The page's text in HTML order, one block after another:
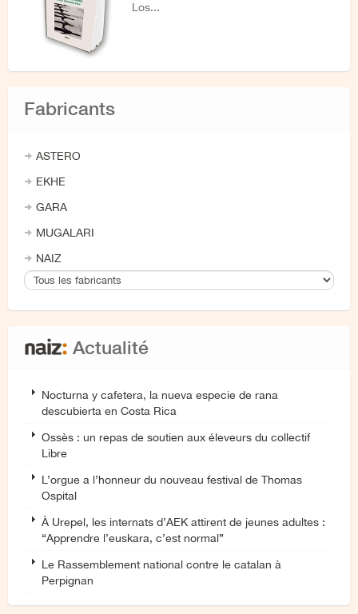
Los...
Fabricants
ASTERO
EKHE
GARA
MUGALARI
NAIZ
Actualité
Nocturna y cafetera, la nueva especie de rana
descubierta en Costa Rica
Ossès : un repas de soutien aux éleveurs du collectif
Libre
L’orgue a l’honneur du nouveau festival de Thomas
Ospital
À Urepel, les internats d’AEK attirent de jeunes adultes :
“Apprendre l’euskara, c’est normal”
Le Rassemblement national contre le catalan à
Perpignan